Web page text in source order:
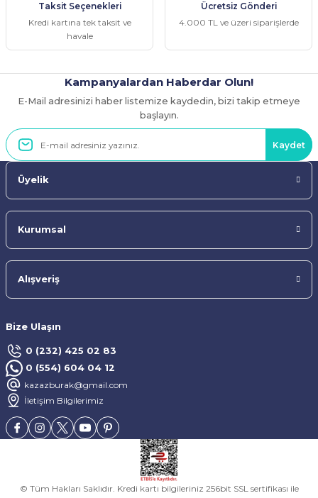
Taksit Seçenekleri
Kredi kartına tek taksit ve
havale
Ücretsiz Gönderi
4.000 TL ve üzeri siparişlerde
Kampanyalardan Haberdar Olun!
E-Mail adresinizi haber listemize kaydedin, bizi takip etmeye
başlayın.
Kaydet
Üyelik
Kurumsal
Alışveriş
Bize Ulaşın
0 (232) 425 02 83
0 (554) 604 04 12
kazazburak@gmail.com
İletişim Bilgilerimiz
© Tüm Hakları Saklıdır. Kredi kartı bilgileriniz 256bit SSL sertifikası ile